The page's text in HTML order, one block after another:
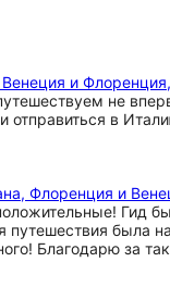
и
не
в
Флоренция и
Гид
была
Благодарю за